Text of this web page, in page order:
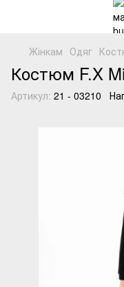
Жінкам Одяг
Костюм F.X
Артикул: 21 - 03210